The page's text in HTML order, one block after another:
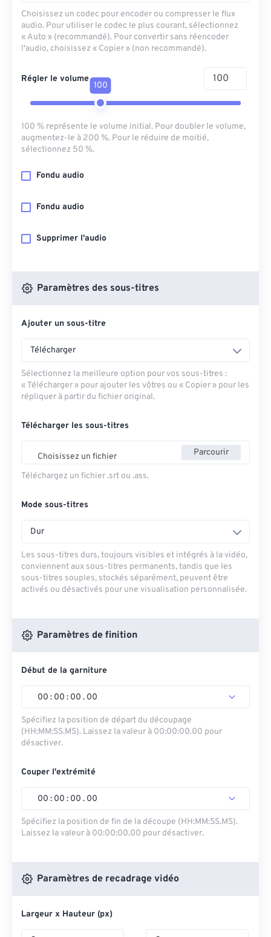
Choisissez un codec pour encoder ou compresser le flux
audio. Pour utiliser le codec le plus courant, sélectionnez
« Auto » (recommandé). Pour convertir sans réencoder
l'audio, choisissez « Copier » (non recommandé).
Régler le volume
100
100 % représente le volume initial. Pour doubler le volume,
augmentez-le à 200 %. Pour le réduire de moitié,
sélectionnez 50 %.
Fondu audio
Fondu audio
Supprimer l'audio
Paramètres des sous-titres
Ajouter un sous-titre
Télécharger
Sélectionnez la meilleure option pour vos sous-titres :
« Télécharger » pour ajouter les vôtres ou « Copier » pour les
répliquer à partir du fichier original.
Télécharger les sous-titres
Choisissez un fichier Parcourir
Téléchargez un fichier .srt ou .ass.
Mode sous-titres
Dur
Les sous-titres durs, toujours visibles et intégrés à la vidéo,
conviennent aux sous-titres permanents, tandis que les
sous-titres souples, stockés séparément, peuvent être
activés ou désactivés pour une visualisation personnalisée.
Paramètres de finition
Début de la garniture
00 : 00 : 00 . 00
Spécifiez la position de départ du découpage
(HH:MM:SS.MS). Laissez la valeur à 00:00:00.00 pour
désactiver.
Couper l'extrémité
00 : 00 : 00 . 00
Spécifiez la position de fin de la découpe (HH:MM:SS.MS).
Laissez la valeur à 00:00:00.00 pour désactiver.
Paramètres de recadrage vidéo
Largeur x Hauteur (px)